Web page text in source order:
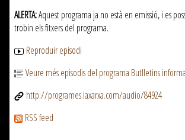
ALERTA:Aquest programa ja no està en emissió, i es
trobin els fitxers del programa.
Reproduir episodi
Veure més episodis del programa Butlletins
http://programes.laxarxa.com/audio/84924
RSS feed